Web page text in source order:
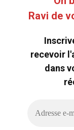
Ravi de
recevoir
dans